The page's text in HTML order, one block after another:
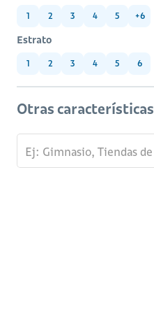
1 2 3 4 5 +6
Estrato
1 2 3 4 5 6
Otras características